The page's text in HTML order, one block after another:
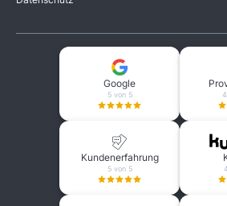
Google
5 von 5
Kundenerfahrung
5 von 5